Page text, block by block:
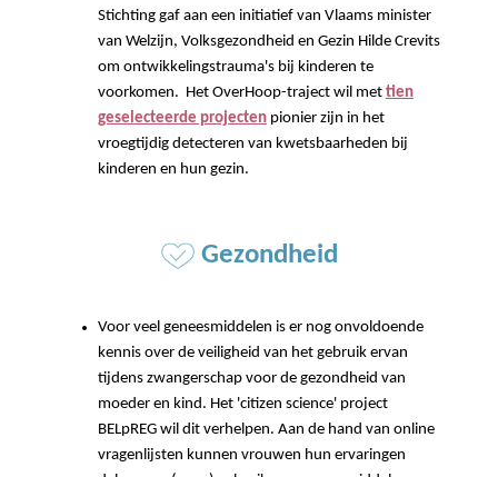
Stichting gaf aan een initiatief van Vlaams minister
van Welzijn, Volksgezondheid en Gezin Hilde Crevits
om ontwikkelingstrauma's bij kinderen te
voorkomen. Het OverHoop-traject wil met tien
geselecteerde projecten pionier zijn in het
vroegtijdig detecteren van kwetsbaarheden bij
kinderen en hun gezin.
Gezondheid
Voor veel geneesmiddelen is er nog onvoldoende
kennis over de veiligheid van het gebruik ervan
tijdens zwangerschap voor de gezondheid van
moeder en kind. Het 'citizen science' project
BELpREG wil dit verhelpen. Aan de hand van online
vragenlijsten kunnen vrouwen hun ervaringen